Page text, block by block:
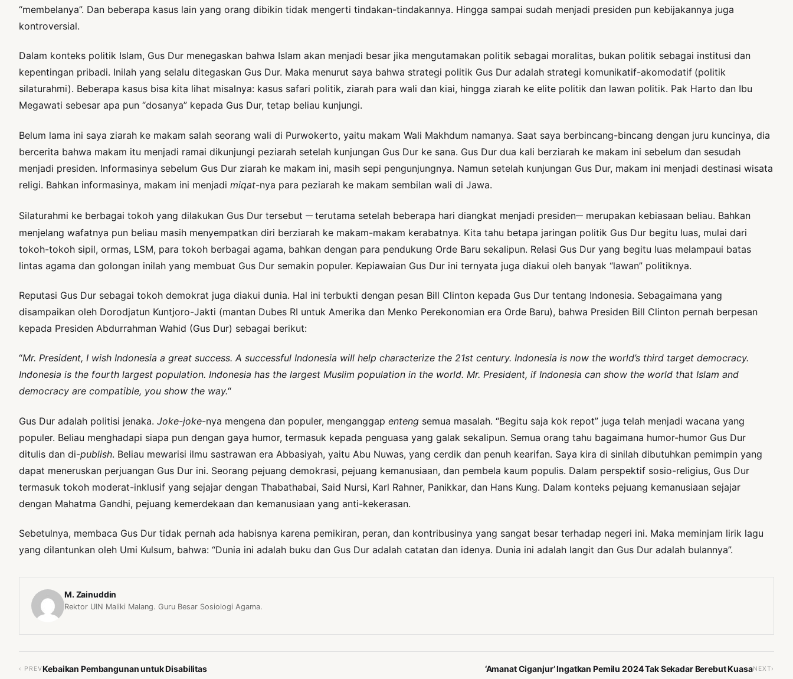
“membelanya”. Dan beberapa kasus lain yang orang dibikin tidak mengerti tindakan-tindakannya. Hingga sampai sudah menjadi presiden pun kebijakannya juga
kontroversial.
Dalam konteks politik Islam, Gus Dur menegaskan bahwa Islam akan menjadi besar jika mengutamakan politik sebagai moralitas, bukan politik sebagai institusi dan
kepentingan pribadi. Inilah yang selalu ditegaskan Gus Dur. Maka menurut saya bahwa strategi politik Gus Dur adalah strategi komunikatif-akomodatif (politik
silaturahmi). Beberapa kasus bisa kita lihat misalnya: kasus safari politik, ziarah para wali dan kiai, hingga ziarah ke elite politik dan lawan politik. Pak Harto dan Ibu
Megawati sebesar apa pun “dosanya” kepada Gus Dur, tetap beliau kunjungi.
Belum lama ini saya ziarah ke makam salah seorang wali di Purwokerto, yaitu makam Wali Makhdum namanya. Saat saya berbincang-bincang dengan juru kuncinya, dia
bercerita bahwa makam itu menjadi ramai dikunjungi peziarah setelah kunjungan Gus Dur ke sana. Gus Dur dua kali berziarah ke makam ini sebelum dan sesudah
menjadi presiden. Informasinya sebelum Gus Dur ziarah ke makam ini, masih sepi pengunjungnya. Namun setelah kunjungan Gus Dur, makam ini menjadi destinasi wisata
religi. Bahkan informasinya, makam ini menjadi miqat-nya para peziarah ke makam sembilan wali di Jawa.
Silaturahmi ke berbagai tokoh yang dilakukan Gus Dur tersebut terutama setelah beberapa hari diangkat menjadi presiden
merupakan kebiasaan beliau. Bahkan
menjelang wafatnya pun beliau masih menyempatkan diri berziarah ke makam-makam kerabatnya. Kita tahu betapa jaringan politik Gus Dur begitu luas, mulai dari
tokoh-tokoh sipil, ormas, LSM, para tokoh berbagai agama, bahkan dengan para pendukung Orde Baru sekalipun. Relasi Gus Dur yang begitu luas melampaui batas
lintas agama dan golongan inilah yang membuat Gus Dur semakin populer. Kepiawaian Gus Dur ini ternyata juga diakui oleh banyak “lawan” politiknya.
Reputasi Gus Dur sebagai tokoh demokrat juga diakui dunia. Hal ini terbukti dengan pesan Bill Clinton kepada Gus Dur tentang Indonesia. Sebagaimana yang
disampaikan oleh Dorodjatun Kuntjoro-Jakti (mantan Dubes RI untuk Amerika dan Menko Perekonomian era Orde Baru), bahwa Presiden Bill Clinton pernah berpesan
kepada Presiden Abdurrahman Wahid (Gus Dur) sebagai berikut:
“Mr. President, I wish Indonesia a great success. A successful Indonesia will help characterize the 21st century. Indonesia is now the world’s third target democracy.
Indonesia is the fourth largest population. Indonesia has the largest Muslim population in the world. Mr. President, if Indonesia can show the world that Islam and
democracy are compatible, you show the way.“
Gus Dur adalah politisi jenaka. Joke-joke-nya mengena dan populer, menganggap enteng semua masalah. “Begitu saja kok repot” juga telah menjadi wacana yang
populer. Beliau menghadapi siapa pun dengan gaya humor, termasuk kepada penguasa yang galak sekalipun. Semua orang tahu bagaimana humor-humor Gus Dur
ditulis dan di-publish. Beliau mewarisi ilmu sastrawan era Abbasiyah, yaitu Abu Nuwas, yang cerdik dan penuh kearifan. Saya kira di sinilah dibutuhkan pemimpin yang
dapat meneruskan perjuangan Gus Dur ini. Seorang pejuang demokrasi, pejuang kemanusiaan, dan pembela kaum populis. Dalam perspektif sosio-religius, Gus Dur
termasuk tokoh moderat-inklusif yang sejajar dengan Thabathabai, Said Nursi, Karl Rahner, Panikkar, dan Hans Kung. Dalam konteks pejuang kemanusiaan sejajar
dengan Mahatma Gandhi, pejuang kemerdekaan dan kemanusiaan yang anti-kekerasan.
Sebetulnya, membaca Gus Dur tidak pernah ada habisnya karena pemikiran, peran, dan kontribusinya yang sangat besar terhadap negeri ini. Maka meminjam lirik lagu
yang dilantunkan oleh Umi Kulsum, bahwa: “Dunia ini adalah buku dan Gus Dur adalah catatan dan idenya. Dunia ini adalah langit dan Gus Dur adalah bulannya”.
M. Zainuddin
Rektor UIN Maliki Malang. Guru Besar Sosiologi Agama.
‹ PREVKebaikan Pembangunan untuk Disabilitas ‘Amanat Ciganjur’ Ingatkan Pemilu 2024 Tak Sekadar Berebut KuasaNEXT›